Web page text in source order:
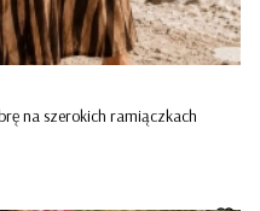
na szerokich ramiączkach